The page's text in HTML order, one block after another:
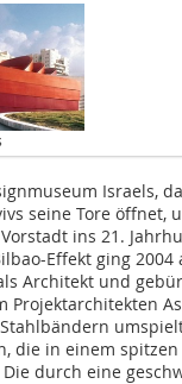
Israels,
seine Tore öffnet,
ins 21.
Effekt ging 2004
Architekt und
Projektarchitekten
die in einem spitzen
durch eine